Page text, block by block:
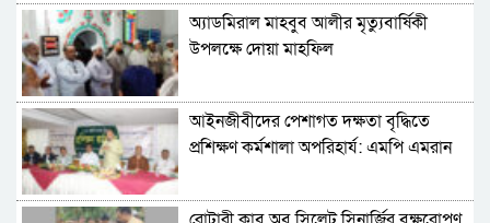
অ্যাডমিরাল মাহবুব আলীর মৃত্যুবার্ষিকী
উপলক্ষে দোয়া মাহফিল
‎আইনজীবীদের পেশাগত দক্ষতা বৃদ্ধিতে
প্রশিক্ষণ কর্মশালা অপরিহার্য: এমপি এমরান